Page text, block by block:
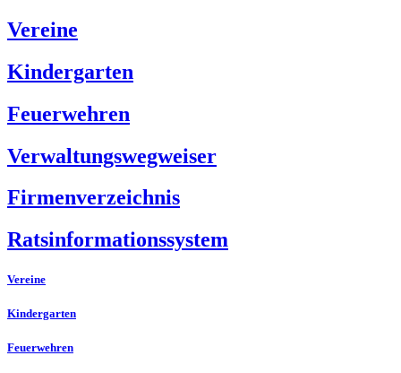
Vereine
Kindergarten
Feuerwehren
Verwaltungswegweiser
Firmenverzeichnis
Ratsinformationssystem
Vereine
Kindergarten
Feuerwehren